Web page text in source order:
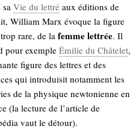
sa Vie du lettré aux éditions de
William Marx évoque la figure
rare, de la femme lettrée. Il
pour exemple Émilie du Châtelet,
figure des lettres et des
qui introduisit notamment les
de la physique newtonienne en
(la lecture de l’article de
vaut le détour).